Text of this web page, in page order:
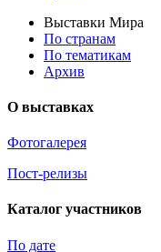
Выставки Мира
По странам
По тематикам
Архив
О выставках
Фотогалерея
Пост-релизы
Каталог участников
По дате